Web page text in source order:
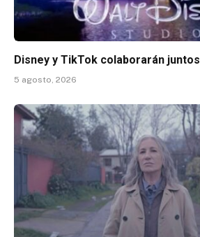
Disney y TikTok colaborarán juntos
5 agosto, 2026